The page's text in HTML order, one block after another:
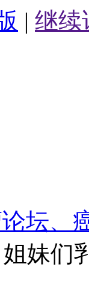
| 继续
坛、
姐妹们